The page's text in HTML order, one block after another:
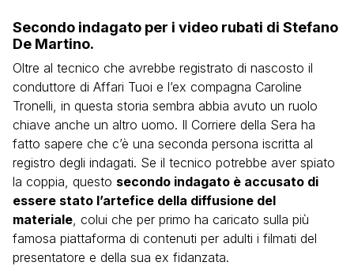
Secondo indagato per i video rubati di Stefano
De Martino.
Oltre al tecnico che avrebbe registrato di nascosto il
conduttore di Affari Tuoi e l’ex compagna Caroline
Tronelli, in questa storia sembra abbia avuto un ruolo
chiave anche un altro uomo. Il Corriere della Sera ha
fatto sapere che c’è una seconda persona iscritta al
registro degli indagati. Se il tecnico potrebbe aver spiato
la coppia, questo secondo indagato è accusato di
essere stato l’artefice della diffusione del
materiale, colui che per primo ha caricato sulla più
famosa piattaforma di contenuti per adulti i filmati del
presentatore e della sua ex fidanzata.